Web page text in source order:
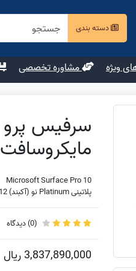
دسته بندی
ویژه مشاوره تخصصی
مایکروسافت Surface Pro
Microsoft Surface Pro 10
پلاتینی Platinum نو (آکبند) 12 ماه گارانتی
(
0) دیدگاه
3,837,890,000 ریال